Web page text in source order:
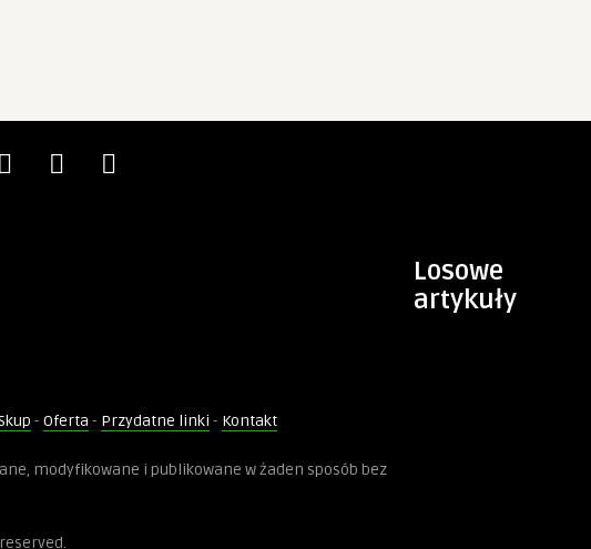
Losowe
artykuły
- Oferta - Przydatne linki - Kontakt
modyfikowane i publikowane w żaden sposób bez